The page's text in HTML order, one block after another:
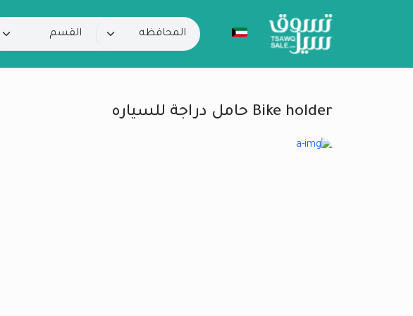
Bike holder حامل دراجة للسياره